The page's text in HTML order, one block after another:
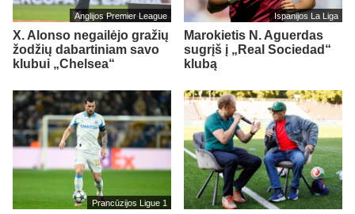
Anglijos Premier League
X. Alonso negailėjo gražių
žodžių dabartiniam savo
klubui „Chelsea“
Ispanijos La Liga
Marokietis N. Aguerdas
sugrįš į „Real Sociedad“
klubą
Prancūzijos Ligue 1